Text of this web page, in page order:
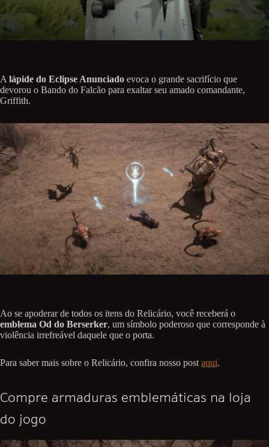
Alápide do Eclipse Anunciado evoca o grande sacrifício que
devorou o Bando do Falcão para exaltar seu amado comandante,
Griffith.
Ao se apoderar de todos os itens do Relicário, você receberá o
emblema Od do Berserker, um símbolo poderoso que corresponde à
violência irrefreável daquele que o porta.
Para saber mais sobre o Relicário, confira nosso postaqui.
Compre armaduras emblemáticas na loja
do jogo